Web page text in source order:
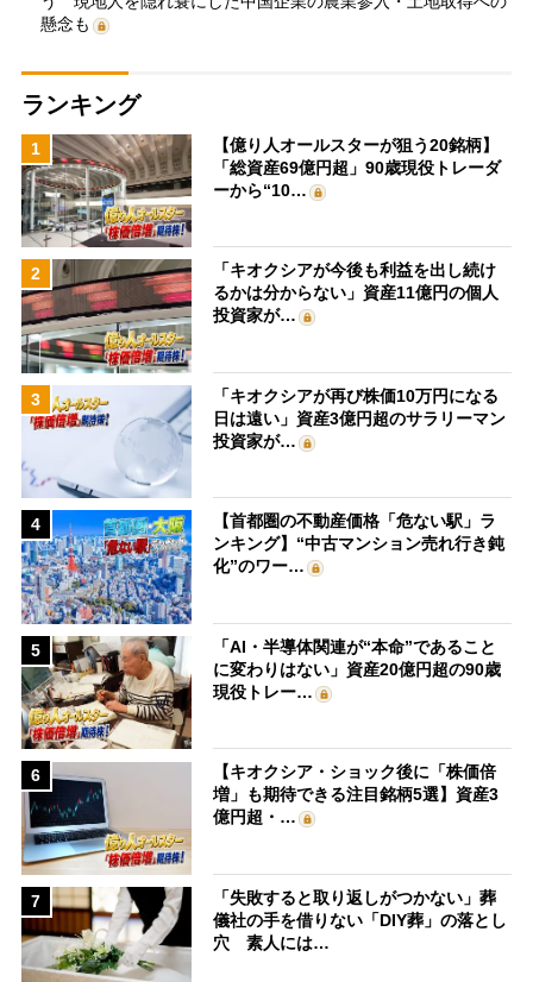
懸念も
ランキング
1
【億り人オールスターが狙う20銘柄】
「総資産69億円超」90歳現役トレーダ
ーから“10…
2
「キオクシアが今後も利益を出し続け
るかは分からない」資産11億円の個人
投資家が…
3
「キオクシアが再び株価10万円になる
日は遠い」資産3億円超のサラリーマン
投資家が…
4
【首都圏の不動産価格「危ない駅」ラ
ンキング】“中古マンション売れ行き鈍
化”のワー…
5
「AI・半導体関連が“本命”であること
に変わりはない」資産20億円超の90歳
現役トレー…
6
【キオクシア・ショック後に「株価倍
増」も期待できる注目銘柄5選】資産3
億円超・…
7
「失敗すると取り返しがつかない」葬
儀社の手を借りない「DIY葬」の落とし
穴 素人には…